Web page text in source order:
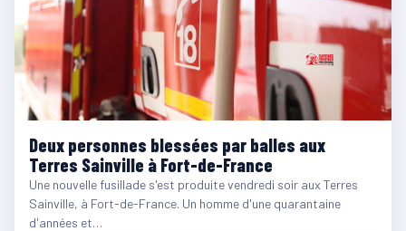
Deux personnes blessées par balles aux
Terres Sainville à Fort-de-France
Une nouvelle fusillade s'est produite vendredi soir aux Terres
Sainville, à Fort-de-France. Un homme d'une quarantaine
d'années et…